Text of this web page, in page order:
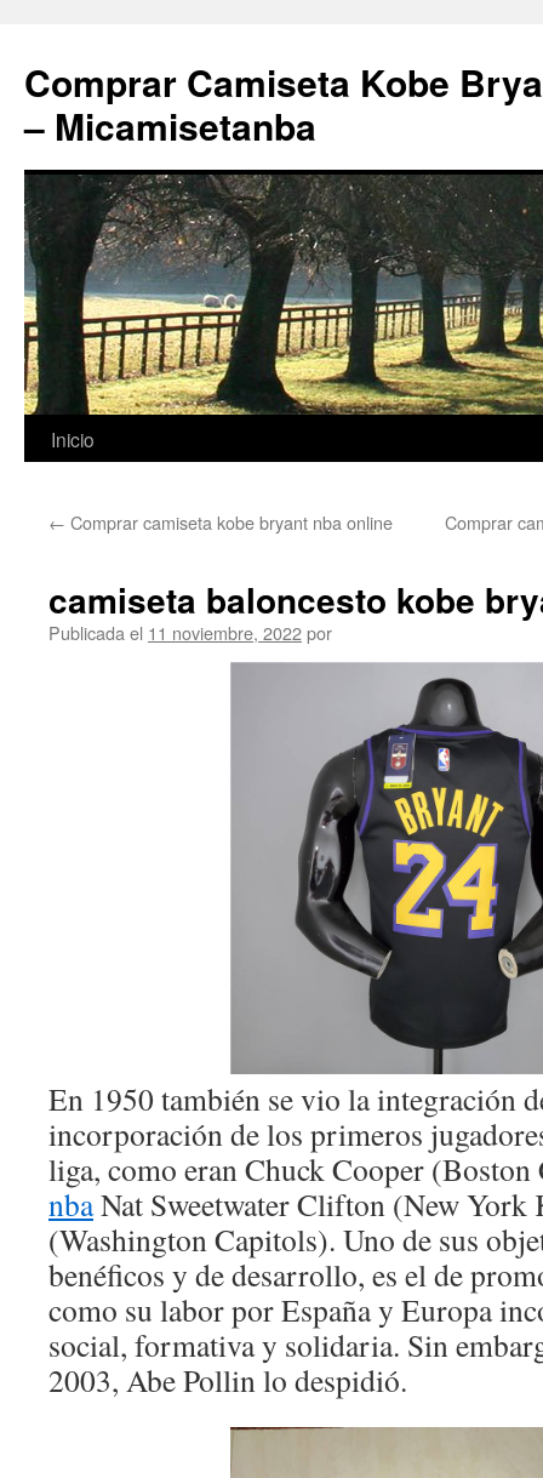
Comprar Camiseta Kobe
– Micamisetanba
Saltar
contenido
Inicio
← Comprar camiseta kobe bryant nba online Comprar
camiseta baloncesto kobe
Publicada el 11 noviembre, 2022por
En 1950 también se vio la integración
incorporación de los primeros
liga, como eran Chuck Cooper
nbaNat Sweetwater Clifton (New
(Washington Capitols). Uno de sus
benéficos y de desarrollo, es el de
como su labor por España y Europa
social, formativa y solidaria. Sin
2003, Abe Pollin lo despidió.